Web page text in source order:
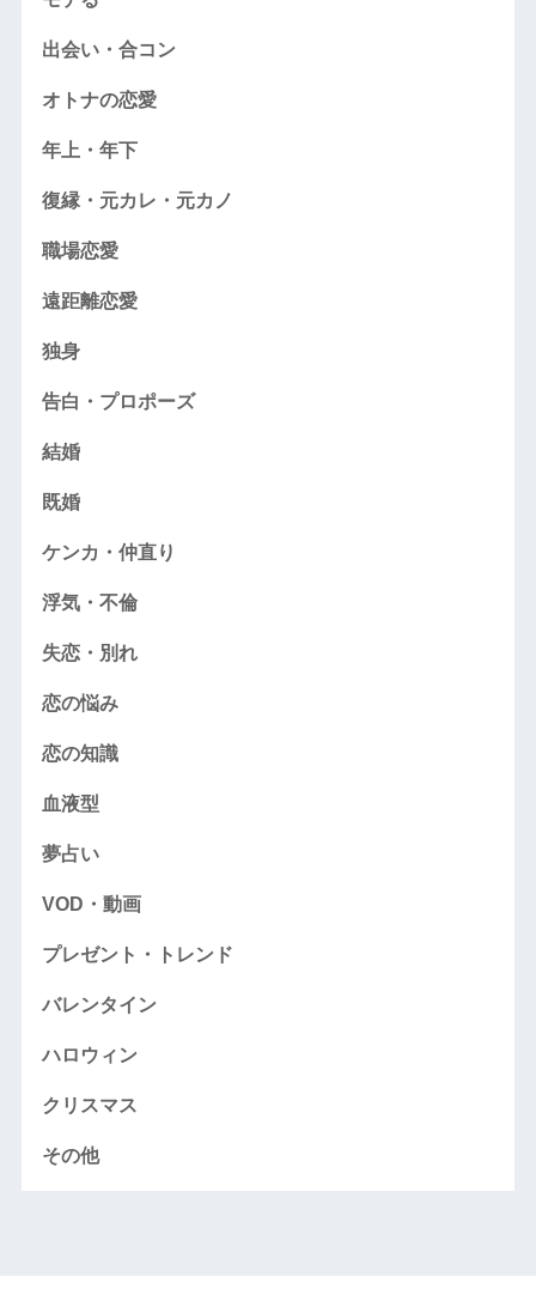
出会い・合コン
オトナの恋愛
年上・年下
復縁・元カレ・元カノ
職場恋愛
遠距離恋愛
独身
告白・プロポーズ
結婚
既婚
ケンカ・仲直り
浮気・不倫
失恋・別れ
恋の悩み
恋の知識
血液型
夢占い
VOD・動画
プレゼント・トレンド
バレンタイン
ハロウィン
クリスマス
その他